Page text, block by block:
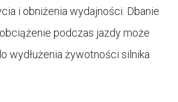
i obniżenia wydajności. Dbanie
podczas jazdy może
wydłużenia żywotności silnika